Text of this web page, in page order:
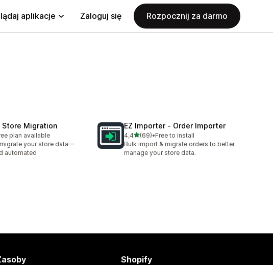
aplikacje Zaloguj się Rozpocznij za darmo
Store Migration
recenzji: 18
plan available
your store data—
automated
EZ Importer ‑ Order Importer
4,4na 5 gwiazdek
(69)
Łączna liczba recenzji: 69
•Free to install
Bulk import & migrate orders to better
manage your store data.
Shopify